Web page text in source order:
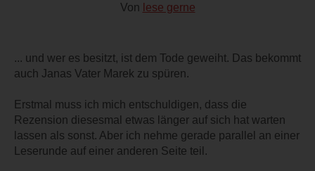
Von lese gerne
... und wer es besitzt, ist dem Tode geweiht. Das bekommt
auch Janas Vater Marek zu spüren.
Erstmal muss ich mich entschuldigen, dass die
Rezension diesesmal etwas länger auf sich hat warten
lassen als sonst. Aber ich nehme gerade parallel an einer
Leserunde auf einer anderen Seite teil.